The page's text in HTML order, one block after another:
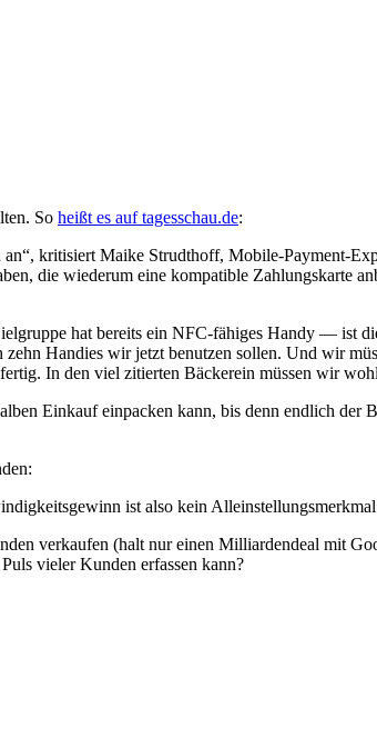
So heißt es auf tagesschau.de:
an“, kritisiert Maike Strudthoff, Mobile-Payment-
die wiederum eine kompatible Zahlungskarte
hat bereits ein NFC-fähiges Handy — ist
Handies wir jetzt benutzen sollen. Und wir
In den viel zitierten Bäckerein müssen wir
Einkauf einpacken kann, bis denn endlich der
ist also kein
verkaufen (halt nur einen Milliardendeal mit
vieler Kunden erfassen kann?